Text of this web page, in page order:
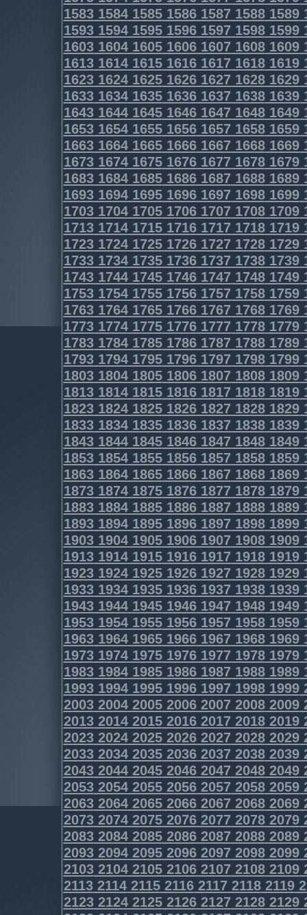
1583158415851586158715881589
1593159415951596159715981599
1603160416051606160716081609
1613161416151616161716181619
1623162416251626162716281629
1633163416351636163716381639
1643164416451646164716481649
1653165416551656165716581659
1663166416651666166716681669
1673167416751676167716781679
1683168416851686168716881689
1693169416951696169716981699
1703170417051706170717081709
1713171417151716171717181719
1723172417251726172717281729
1733173417351736173717381739
1743174417451746174717481749
1753175417551756175717581759
1763176417651766176717681769
1773177417751776177717781779
1783178417851786178717881789
1793179417951796179717981799
1803180418051806180718081809
1813181418151816181718181819
1823182418251826182718281829
1833183418351836183718381839
1843184418451846184718481849
1853185418551856185718581859
1863186418651866186718681869
1873187418751876187718781879
1883188418851886188718881889
1893189418951896189718981899
1903190419051906190719081909
1913191419151916191719181919
1923192419251926192719281929
1933193419351936193719381939
1943194419451946194719481949
1953195419551956195719581959
1963196419651966196719681969
1973197419751976197719781979
1983198419851986198719881989
1993199419951996199719981999
2003200420052006200720082009
2013201420152016201720182019
2023202420252026202720282029
2033203420352036203720382039
2043204420452046204720482049
2053205420552056205720582059
2063206420652066206720682069
2073207420752076207720782079
2083208420852086208720882089
2093209420952096209720982099
2103210421052106210721082109
2113211421152116211721182119
2123212421252126212721282129